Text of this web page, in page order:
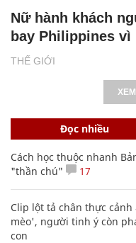
THẾ GIỚI
Nữ hành khách
bay Philippines vì
Đọc nhiều
Cách học thuộc nhanh
"thần chú"
17
Clip lột tả chân thực
mèo', người tinh ý còn
con